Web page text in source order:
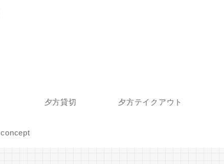
夕方貸切 夕方テイクアウト
concept